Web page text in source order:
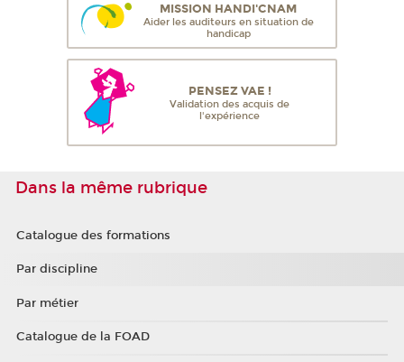
MISSION HANDI'CNAM
Aider les auditeurs en situation de
handicap
PENSEZ VAE !
Validation des acquis de
l'expérience
Dans la même rubrique
Catalogue des formations
Par discipline
Par métier
Catalogue de la FOAD